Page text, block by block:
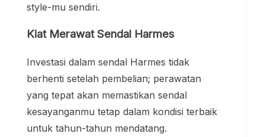
style-mu sendiri.
Kiat Merawat Sendal Harmes
Investasi dalam sendal Harmes tidak
berhenti setelah pembelian; perawatan
yang tepat akan memastikan sendal
kesayanganmu tetap dalam kondisi terbaik
untuk tahun-tahun mendatang.